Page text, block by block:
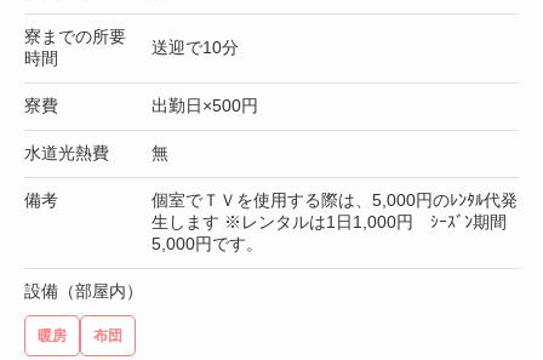
寮までの所要
時間
送迎で10分
寮費 出勤日×500円
水道光熱費 無
備考
個室でＴＶを使用する際は、5,000円のﾚﾝﾀﾙ代発
生します ※レンタルは1日1,000円 ｼｰｽﾞﾝ期間
5,000円です。
設備（部屋内）
暖房 布団